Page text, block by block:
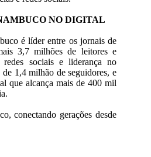
NO DIGITAL
é líder entre os jornais de
3,7 milhões de leitores e
redes sociais e liderança no
1,4 milhão de seguidores, e
que alcança mais de 400 mil
conectando gerações desde